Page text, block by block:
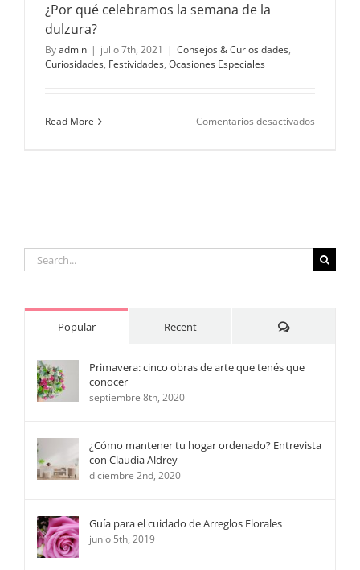
¿Por qué celebramos la semana de la
dulzura?
Byadmin | julio 7th, 2021 | Consejos & Curiosidades,
Curiosidades, Festividades, Ocasiones Especiales
Read More Comentarios desactivados
Search
for:
Popular Recent Comments
Primavera: cinco obras de arte que tenés que
conocer
septiembre 8th, 2020
¿Cómo mantener tu hogar ordenado? Entrevista
con Claudia Aldrey
diciembre 2nd, 2020
Guía para el cuidado de Arreglos Florales
junio 5th, 2019